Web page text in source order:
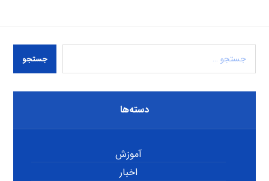
جستجو
دسته‌ها
آموزش
اخبار